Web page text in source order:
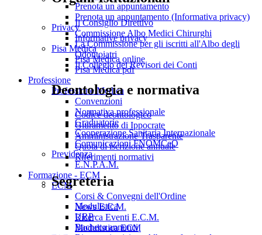
Il Consiglio Direttivo
Commissione Albo Medici Chirurghi
La Commissione per gli iscritti all'Albo degli
Odontoiatri
Il Collegio dei Revisori dei Conti
Deontologia e normativa
Codice deontologico
Giuramento di Ippocrate
Amministrazione Trasparente
Quota di iscrizione annuale
Riferimenti normativi
Segreteria
Modulistica
URP
Bacheca annunci
Prenota un appuntamento
Prenota un appuntamento (Informativa privacy)
Privacy
Informative privacy
Pisa Medica
Pisa Medica online
Pisa Medica pdf
Professione
Professione Medica
Convenzioni
Normativa professionale
Graduatorie
Cooperazione Sanitaria Internazionale
Comunicazioni FNOMCeO
Previdenza
E.N.P.A.M.
Formazione - ECM
ECM
Corsi & Convegni dell'Ordine
News E.C.M.
Ricerca Eventi E.C.M.
Modulistica ECM